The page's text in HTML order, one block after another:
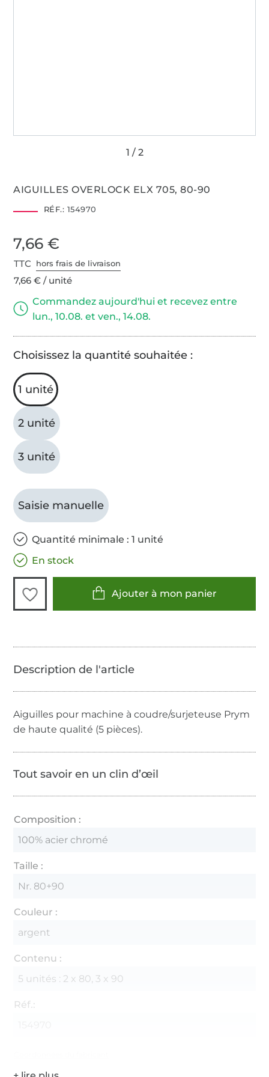
AIGUILLES OVERLOCK ELX 705, 80-90
RÉF.: 154970
7,66 €
TTC hors frais de livraison
7,66 € / unité
Commandez aujourd'hui et recevez entre
lun., 10.08. et ven., 14.08.
Choisissez la quantité souhaitée :
1 unité
2 unité
3 unité
Saisie manuelle
Quantité minimale : 1 unité
En stock
Ajouter à mon panier
Aiguilles pour machine à coudre/surjeteuse Prym
de haute qualité (5 pièces).
Tout savoir en un clin d’œil
Composition :
100% acier chromé
Taille :
Nr. 80+90
Couleur :
argent
Contenu :
5 unités : 2 x 80, 3 x 90
Réf.: